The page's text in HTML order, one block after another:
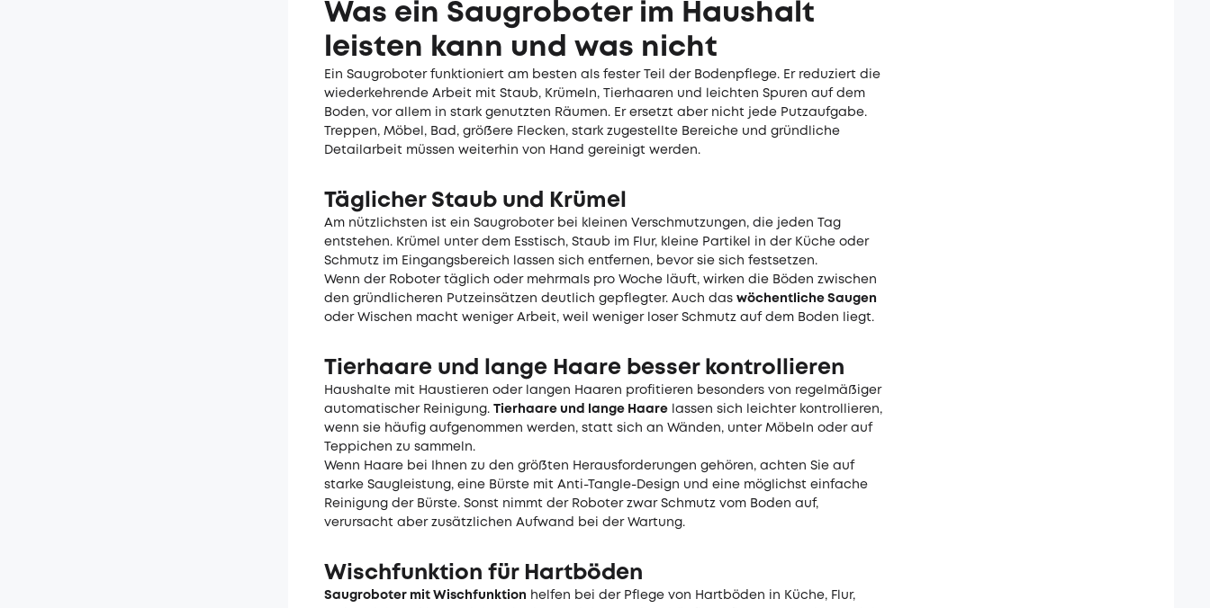
Was ein Saugroboter im Haushalt
leisten kann und was nicht
Ein Saugroboter funktioniert am besten als fester Teil der Bodenpflege. Er reduziert die
wiederkehrende Arbeit mit Staub, Krümeln, Tierhaaren und leichten Spuren auf dem
Boden, vor allem in stark genutzten Räumen. Er ersetzt aber nicht jede Putzaufgabe.
Treppen, Möbel, Bad, größere Flecken, stark zugestellte Bereiche und gründliche
Detailarbeit müssen weiterhin von Hand gereinigt werden.
Täglicher Staub und Krümel
Am nützlichsten ist ein Saugroboter bei kleinen Verschmutzungen, die jeden Tag
entstehen. Krümel unter dem Esstisch, Staub im Flur, kleine Partikel in der Küche oder
Schmutz im Eingangsbereich lassen sich entfernen, bevor sie sich festsetzen.
Wenn der Roboter täglich oder mehrmals pro Woche läuft, wirken die Böden zwischen
den gründlicheren Putzeinsätzen deutlich gepflegter. Auch das wöchentliche Saugen
oder Wischen macht weniger Arbeit, weil weniger loser Schmutz auf dem Boden liegt.
Tierhaare und lange Haare besser kontrollieren
Haushalte mit Haustieren oder langen Haaren profitieren besonders von regelmäßiger
automatischer Reinigung. Tierhaare und lange Haare lassen sich leichter kontrollieren,
wenn sie häufig aufgenommen werden, statt sich an Wänden, unter Möbeln oder auf
Teppichen zu sammeln.
Wenn Haare bei Ihnen zu den größten Herausforderungen gehören, achten Sie auf
starke Saugleistung, eine Bürste mit Anti-Tangle-Design und eine möglichst einfache
Reinigung der Bürste. Sonst nimmt der Roboter zwar Schmutz vom Boden auf,
verursacht aber zusätzlichen Aufwand bei der Wartung.
Wischfunktion für Hartböden
Saugroboter mit Wischfunktion helfen bei der Pflege von Hartböden in Küche, Flur,